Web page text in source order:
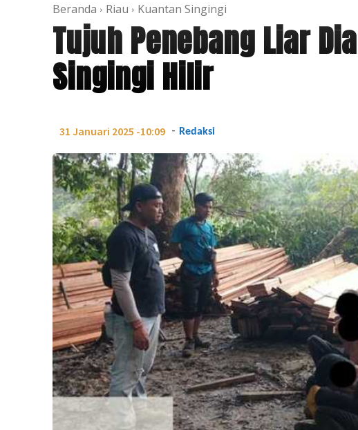
Beranda Riau Kuantan Singingi
Tujuh Penebang Liar
Singingi Hilir
31 Januari 2025 -10:09 - Redaksi